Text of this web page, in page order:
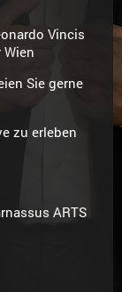
Vincis
Sie gerne
zu erleben
ARTS